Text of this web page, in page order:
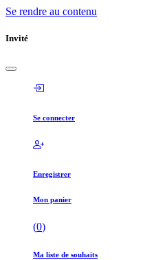
Se rendre au contenu
Invité
Se connecter
Enregistrer
Mon panier
(0)
Ma liste de souhaits